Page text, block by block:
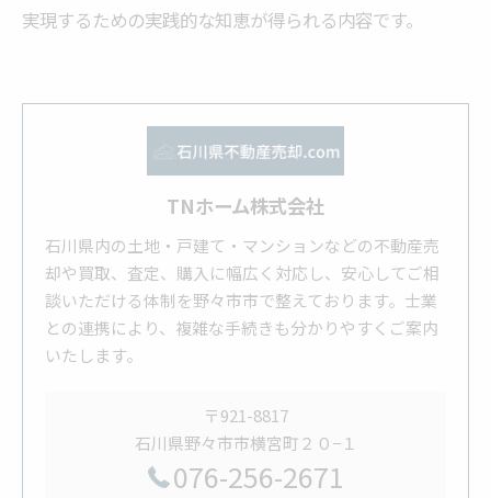
実現するための実践的な知恵が得られる内容です。
TNホーム株式会社
石川県内の土地・戸建て・マンションなどの不動産売
却や買取、査定、購入に幅広く対応し、安心してご相
談いただける体制を野々市市で整えております。士業
との連携により、複雑な手続きも分かりやすくご案内
いたします。
〒921-8817
石川県野々市市横宮町２０−１
076-256-2671